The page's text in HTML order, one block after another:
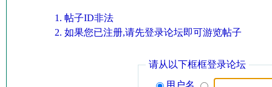
帖子ID非法
如果您已注册,请先登录论坛即可游览帖子
请从以下框框登录论坛
用户名